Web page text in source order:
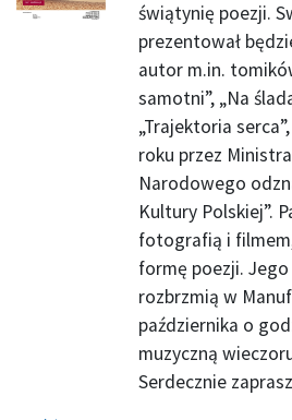
świątynię poezji.
prezentował
autor m.in.
samotni”, „Na
„Trajektoria
roku przez
Narodowego
Kultury Polskiej”.
fotografią i
formę poezji.
rozbrzmią w
października o
muzyczną
Serdecznie